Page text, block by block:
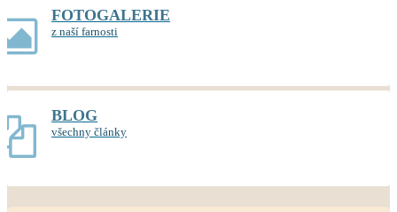
FOTOGALERIE
z naší farnosti
BLOG
všechny články